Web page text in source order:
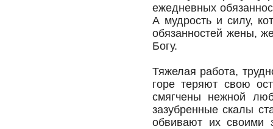
ежедневных
А мудрость и силу,
обязанностей жены,
Богу.
Тяжелая работа,
горе теряют свою
смягчены нежной
зазубренные скалы
обвивают их своими